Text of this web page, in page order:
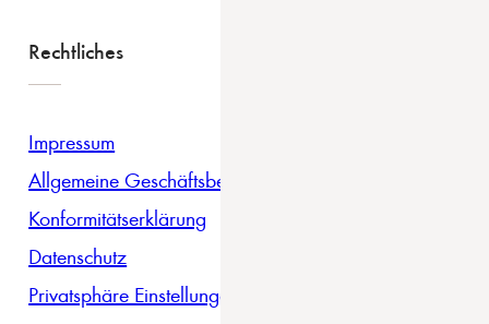
Rechtliches
Impressum
Allgemeine Geschäftsbedingungen
Konformitätserklärung
Datenschutz
Privatsphäre Einstellungen